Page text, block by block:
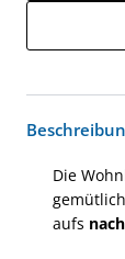
Die
aufs